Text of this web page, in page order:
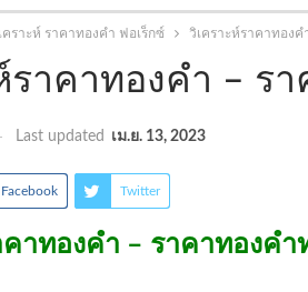
ราะห์ ราคาทองคำ ฟอเร็กซ์ วิเคราะห์ราคาทอง
ราคาทองคำ – ร
Last updated เม.ย. 13, 2023
Facebook Twitter
คาทองคำ – ราคาทองค